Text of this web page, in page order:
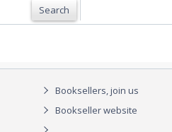
Search
Booksellers, join us
Bookseller website